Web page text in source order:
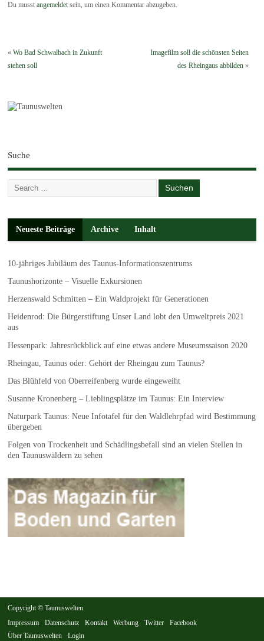
Du musstangemeldetsein, um einen Kommentar abzugeben.
«Wo Bad Schwalbach in Zukunft
stehen soll
Imagefilm soll die schönsten Seiten
des Rheingaus abbilden»
Suche
Neueste Beiträge Archive Inhalt
10-jähriges Jubiläum des Taunus-Informationszentrums
Taunushorizonte – Visuelle Exkursionen
Herzenswald Schmitten – Ein Waldprojekt für Generationen
Heidenrod: Die Bürgerstiftung Unser Land lobt den Umweltpreis 2021
aus
Hessenpark: Jahresrückblick auf eine etwas andere Museumssaison 2020
Rheingau, Taunus oder: Gehört der Rheingau zum Taunus?
Das Blühfeld von Oberreifenberg wurde eingeweiht
Susanne Kronenberg – Lieblingsplätze im Taunus: Ein Interview
Naturpark Taunus: Neue Infotafel für den Waldlehrpfad wird Bestimmung
übergeben
Folgen von Trockenheit und Schädlingsbefall sind an vielen Stellen in
den Taunuswäldern zu sehen
Copyright © Taunuswelten
Impressum
Datenschutz Kontakt Werbung Twitter
Facebook
Über Taunuswelten
Login